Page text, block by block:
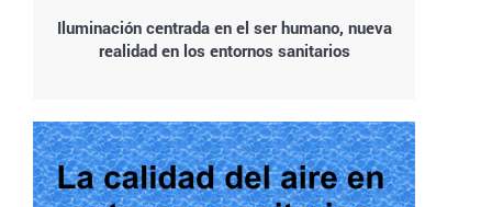
Iluminación centrada en el ser humano, nueva
realidad en los entornos sanitarios